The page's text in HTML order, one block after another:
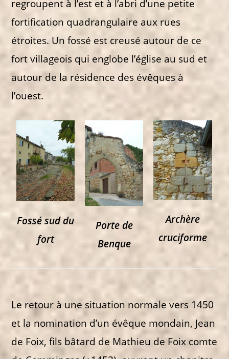
regroupent à l’est et à l’abri d’une petite
fortification quadrangulaire aux rues
étroites. Un fossé est creusé autour de ce
fort villageois qui englobe l’église au sud et
autour de la résidence des évêques à
l’ouest.
Fossé sud du
fort
Porte de
Benque
Archère
cruciforme
Le retour à une situation normale vers 1450
et la nomination d’un évêque mondain, Jean
de Foix, fils bâtard de Mathieu de Foix comte